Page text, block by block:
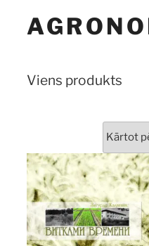
Viens produkts